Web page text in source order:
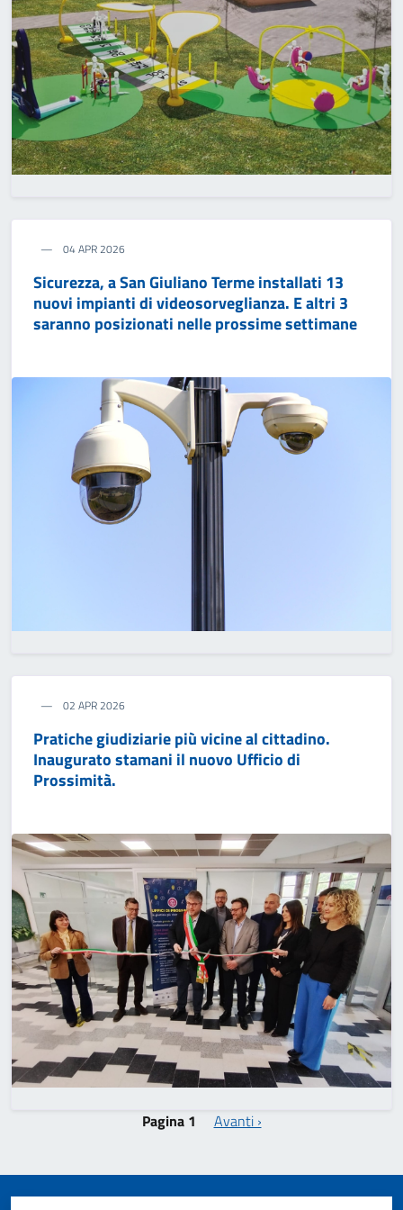
04 APR 2026
Sicurezza, a San Giuliano Terme installati 13
nuovi impianti di videosorveglianza. E altri 3
saranno posizionati nelle prossime settimane
02 APR 2026
Pratiche giudiziarie più vicine al cittadino.
Inaugurato stamani il nuovo Ufficio di
Prossimità.
Pagina 1 Pagina successiva
Avanti ›